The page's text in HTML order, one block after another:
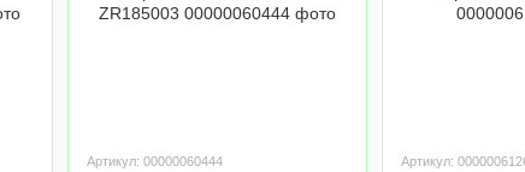
Артикул: 00000060444 Артикул: